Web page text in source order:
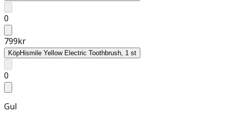
0
799kr
KöpHismile Yellow Electric Toothbrush, 1 st
0
Gul